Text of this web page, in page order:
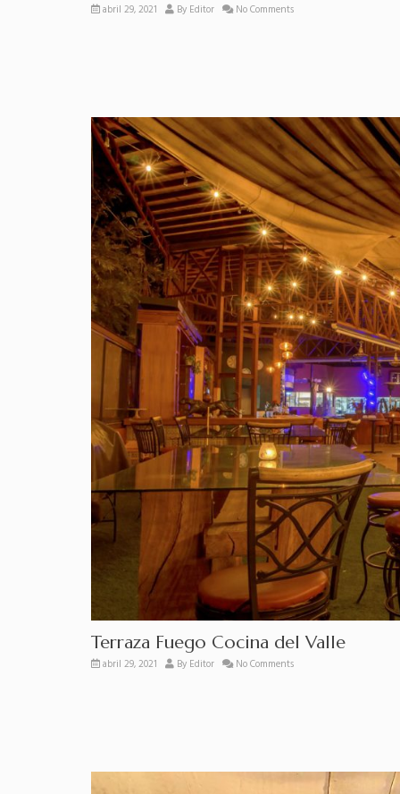
abril 29, 2021 By Editor No Comments
Terraza Fuego Cocina del Valle
abril 29, 2021 By Editor No Comments